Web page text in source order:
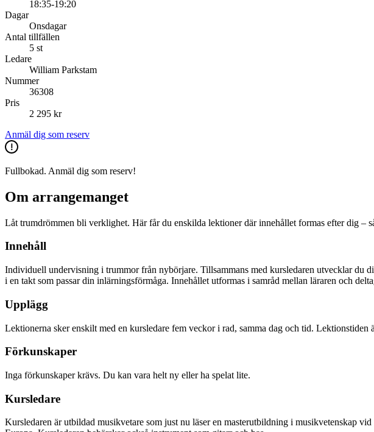
18:35-19:20
Dagar
Onsdagar
Antal tillfällen
5 st
Ledare
William Parkstam
Nummer
36308
Pris
2 295 kr
Anmäl dig som reserv
Fullbokad. Anmäl dig som reserv!
Om arrangemanget
Låt trumdrömmen bli verklighet. Här får du enskilda lektioner där innehållet formas efter dig –
Innehåll
Individuell undervisning i trummor från nybörjare. Tillsammans med kursledaren utvecklar du
i en takt som passar din inlärningsförmåga. Innehållet utformas i samråd mellan läraren och
Upplägg
Lektionerna sker enskilt med en kursledare fem veckor i rad, samma dag och tid. Lektionstiden
Förkunskaper
Inga förkunskaper krävs. Du kan vara helt ny eller ha spelat lite.
Kursledare
Kursledaren är utbildad musikvetare som just nu läser en masterutbildning i musikvetenskap